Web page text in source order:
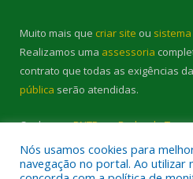
Muito mais que criar site ou
Realizamos uma assessoria
contrato que todas as exigências
pública serão atendidas.
Conheça oPNTPe oRadar da
Nós usamos cookies para
navegação no portal. Ao utilizar